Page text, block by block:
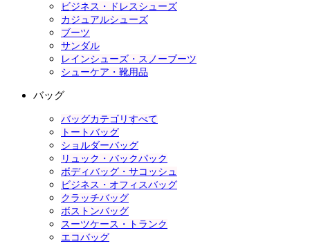
ビジネス・ドレスシューズ
カジュアルシューズ
ブーツ
サンダル
レインシューズ・スノーブーツ
シューケア・靴用品
バッグ
バッグカテゴリすべて
トートバッグ
ショルダーバッグ
リュック・バックパック
ボディバッグ・サコッシュ
ビジネス・オフィスバッグ
クラッチバッグ
ボストンバッグ
スーツケース・トランク
エコバッグ